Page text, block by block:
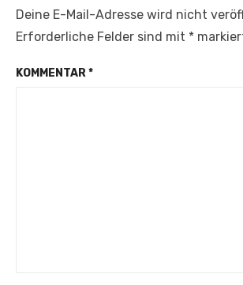
Deine E-Mail-Adresse wird nicht
Erforderliche Felder sind mit *
KOMMENTAR*